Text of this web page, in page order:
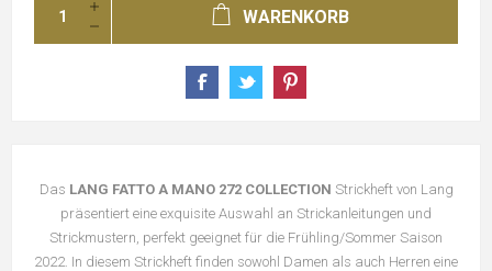
WARENKORB
Das LANG FATTO A MANO 272 COLLECTION Strickheft von Lang
präsentiert eine exquisite Auswahl an Strickanleitungen und
Strickmustern, perfekt geeignet für die Frühling/Sommer Saison
2022. In diesem Strickheft finden sowohl Damen als auch Herren eine